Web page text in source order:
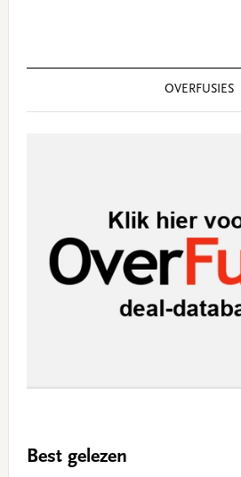
OVERFUSIES
Best gelezen